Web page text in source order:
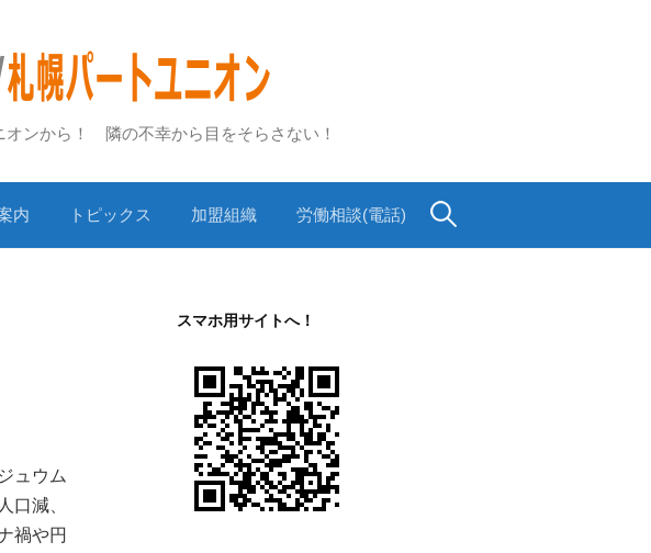
ンから！ 隣の不幸から目をそらさない！
内 トピックス 加盟組織 労働相談(電話) 検
ュウム
口減、
禍や円
スマホ用サイトへ！